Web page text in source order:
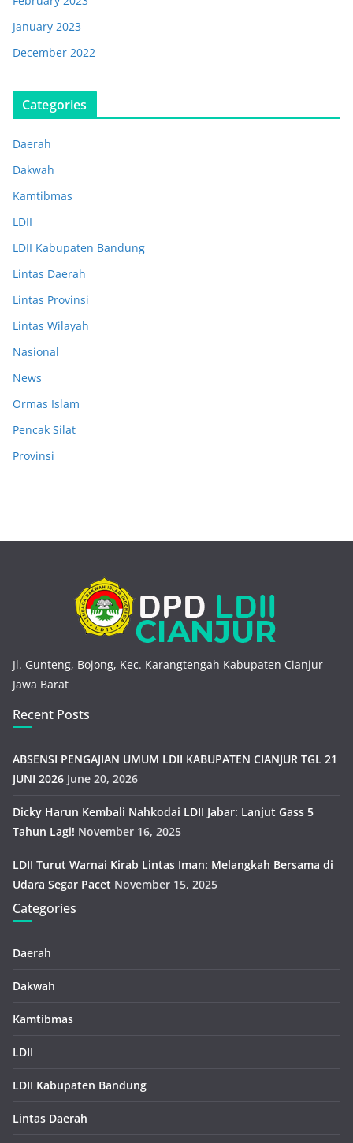
January 2023
December 2022
Categories
Daerah
Dakwah
Kamtibmas
LDII
LDII Kabupaten Bandung
Lintas Daerah
Lintas Provinsi
Lintas Wilayah
Nasional
News
Ormas Islam
Pencak Silat
Provinsi
Jl. Gunteng, Bojong, Kec. Karangtengah Kabupaten Cianjur
Jawa Barat
Recent Posts
ABSENSI PENGAJIAN UMUM LDII KABUPATEN CIANJUR TGL 21
JUNI 2026 June 20, 2026
Dicky Harun Kembali Nahkodai LDII Jabar: Lanjut Gass 5
Tahun Lagi! November 16, 2025
LDII Turut Warnai Kirab Lintas Iman: Melangkah Bersama di
Udara Segar Pacet November 15, 2025
Categories
Daerah
Dakwah
Kamtibmas
LDII
LDII Kabupaten Bandung
Lintas Daerah